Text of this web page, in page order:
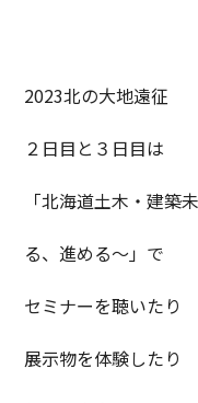
2023北の大地遠征
２日目と３日目は
「北海道土木・建
る、進める～」で
セミナーを聴いたり
展示物を体験したり